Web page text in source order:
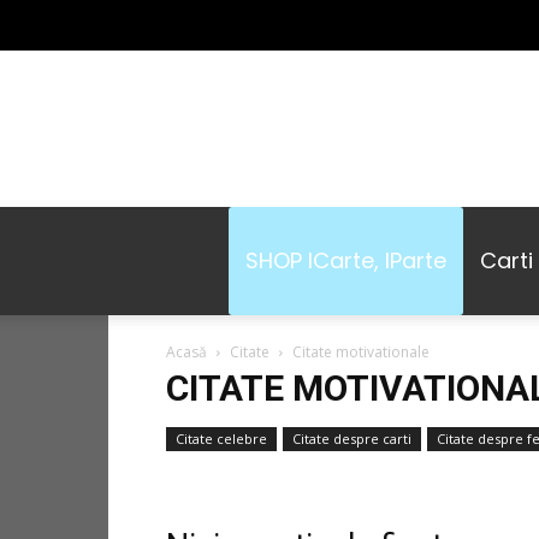
SHOP ICarte, IParte Carti
Acasă Citate Citate motivationale
CITATE
Citate celebre Citate despre carti Citate despre